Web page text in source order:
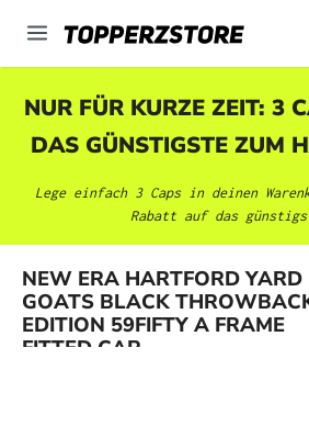
springen
NUR FÜR KURZE ZEIT: 3
DAS GÜNSTIGSTE ZUM
Lege einfach 3 Caps in deinen
Rabatt auf das
NEW ERA HARTFORD YARD
GOATS BLACK
EDITION 59FIFTY A FRAME
FITTED CAP
Bildergalerie überspringen